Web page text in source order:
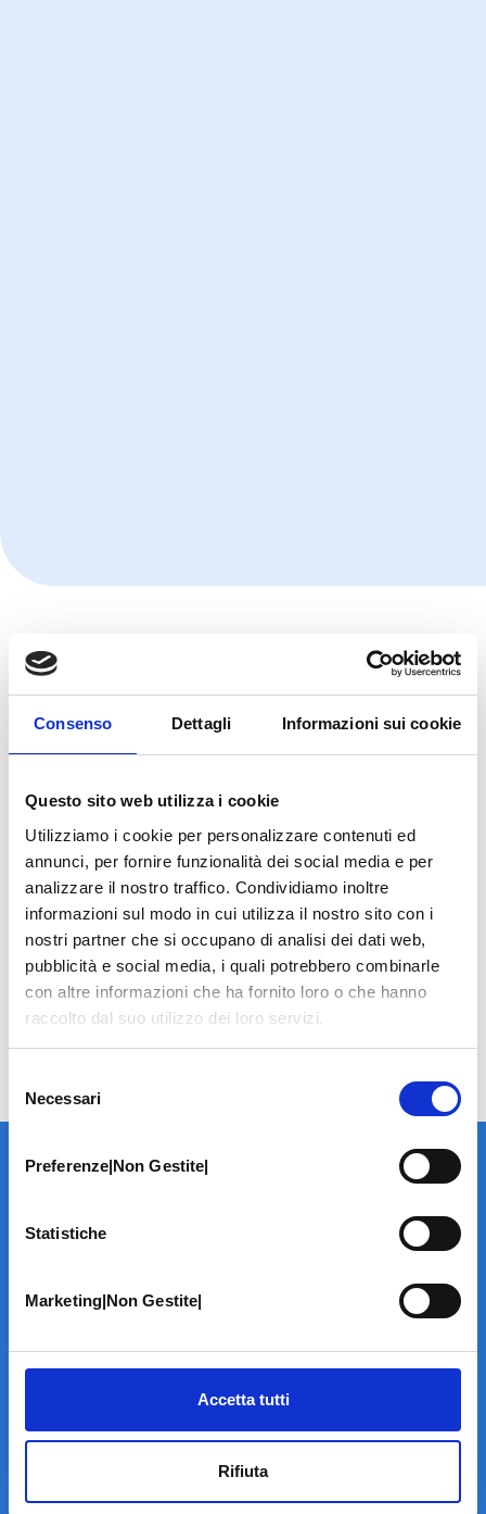
Consenso Dettagli Informazioni sui cookie
Questo sito web utilizza i cookie
Utilizziamo i cookie per personalizzare contenuti ed
annunci, per fornire funzionalità dei social media e per
analizzare il nostro traffico. Condividiamo inoltre
informazioni sul modo in cui utilizza il nostro sito con i
nostri partner che si occupano di analisi dei dati web,
pubblicità e social media, i quali potrebbero combinarle
con altre informazioni che ha fornito loro o che hanno
raccolto dal suo utilizzo dei loro servizi.
delNecessari
Preferenze|Non Gestite|
Statistiche
Marketing|Non Gestite|
Accetta tutti
Rifiuta
LA STRUTTURA
Home Page
INFORMATIVE